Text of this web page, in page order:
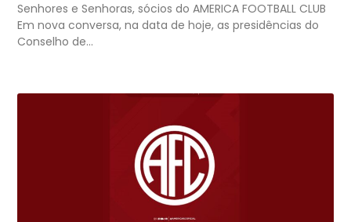
Senhores e Senhoras, sócios do AMERICA FOOTBALL CLUB
Em nova conversa, na data de hoje, as presidências do
Conselho de…